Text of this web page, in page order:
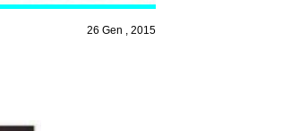
26 Gen , 2015